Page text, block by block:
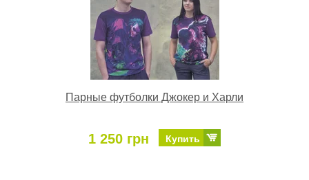
Парные футболки Джокер и Харли
1 250 грн Купить